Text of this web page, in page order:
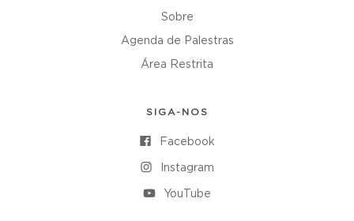
Sobre
Agenda de Palestras
Área Restrita
SIGA-NOS
Facebook
Instagram
YouTube